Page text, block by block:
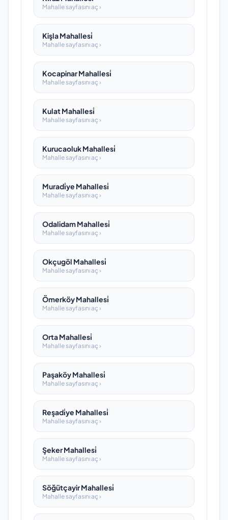
Mahalle sayfasını aç ›
Kişla Mahallesi̇
Mahalle sayfasını aç ›
Kocapinar Mahallesi̇
Mahalle sayfasını aç ›
Kulat Mahallesi̇
Mahalle sayfasını aç ›
Kurucaoluk Mahallesi̇
Mahalle sayfasını aç ›
Muradi̇ye Mahallesi̇
Mahalle sayfasını aç ›
Odalidam Mahallesi̇
Mahalle sayfasını aç ›
Okçugöl Mahallesi̇
Mahalle sayfasını aç ›
Ömerköy Mahallesi̇
Mahalle sayfasını aç ›
Orta Mahallesi̇
Mahalle sayfasını aç ›
Paşaköy Mahallesi̇
Mahalle sayfasını aç ›
Reşadi̇ye Mahallesi̇
Mahalle sayfasını aç ›
Şeker Mahallesi̇
Mahalle sayfasını aç ›
Söğütçayir Mahallesi̇
Mahalle sayfasını aç ›